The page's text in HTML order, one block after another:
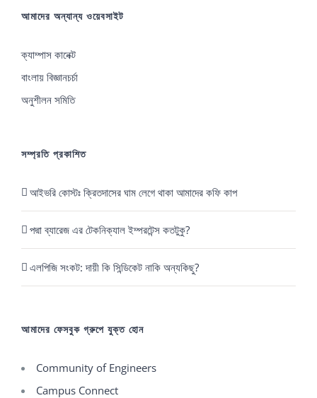
আমাদের অন্যান্য ওয়েবসাইট
ক্যাম্পাস কানেক্ট
বাংলায় বিজ্ঞানচর্চা
অনুশীলন সমিতি
সম্প্রতি প্রকাশিত
আইভরি কোস্টঃ ক্রিতদাসের ঘাম লেগে থাকা আমাদের কফি কাপ
পদ্মা ব্যারেজ এর টেকনিক্যাল ইম্পরটেন্স কতটুকু?
এলপিজি সংকট: দায়ী কি সিন্ডিকেট নাকি অন্যকিছু?
আমাদের ফেসবুক গ্রুপে যুক্ত হোন
Community of Engineers
Campus Connect